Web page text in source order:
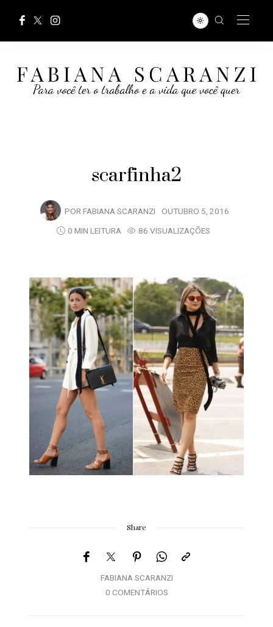
scarfinha2
POR FABIANA SCARANZI OUTUBRO 5, 2016
0 MIN LEITURA
86 VISUALIZAÇÕES
Share
FABIANA SCARANZI
0 COMENTÁRIOS